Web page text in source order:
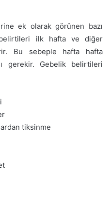
ek olarak görünen bazı
ilk hafta ve diğer
Bu sebeple hafta hafta
gerekir. Gebelik belirtileri
tiksinme